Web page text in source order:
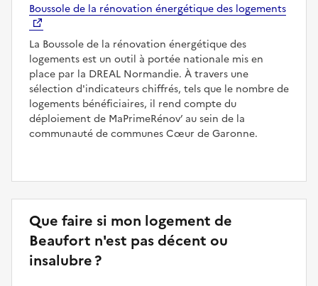
Boussole de la rénovation énergétique des logements
La Boussole de la rénovation énergétique des
logements est un outil à portée nationale mis en
place par la DREAL Normandie. À travers une
sélection d'indicateurs chiffrés, tels que le nombre de
logements bénéficiaires, il rend compte du
déploiement de MaPrimeRénov’ au sein de la
communauté de communes Cœur de Garonne.
Que faire si mon logement de
Beaufort n'est pas décent ou
insalubre ?